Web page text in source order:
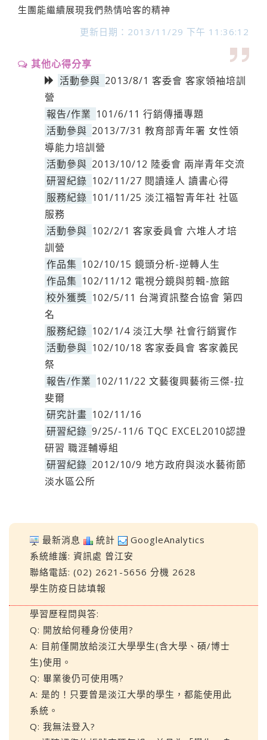
生團能繼續展現我們熱情哈客的精神
更新日期：2013/11/29 下午 11:36:12
其他心得分享
活動參與 2013/8/1 客委會 客家領袖培訓
營
報告/作業 101/6/11 行銷傳播專題
活動參與 2013/7/31 教育部青年署 女性領
導能力培訓營
活動參與 2013/10/12 陸委會 兩岸青年交流
研習紀錄 102/11/27 閱讀達人 讀書心得
服務紀錄 101/11/25 淡江福智青年社 社區
服務
活動參與 102/2/1 客家委員會 六堆人才培
訓營
作品集 102/10/15 鏡頭分析-逆轉人生
作品集 102/11/12 電視分鏡與剪輯-旅館
校外獲獎 102/5/11 台灣資訊整合協會 第四
名
服務紀錄 102/1/4 淡江大學 社會行銷實作
活動參與 102/10/18 客家委員會 客家義民
祭
報告/作業 102/11/22 文藝復興藝術三傑-拉
斐爾
研究計畫 102/11/16
研習紀錄 9/25/-11/6 TQC EXCEL2010認證
研習 職涯輔導組
研習紀錄 2012/10/9 地方政府與淡水藝術節
淡水區公所
最新消息 統計
GoogleAnalytics
系統維護: 資訊處 曾江安
聯絡電話: (02) 2621-5656 分機 2628
學生防疫日誌填報
學習歷程問與答:
Q: 開放給何種身份使用?
A: 目前僅開放給淡江大學學生(含大學、碩/博士
生)使用。
Q: 畢業後仍可使用嗎?
A: 是的！只要曾是淡江大學的學生，都能使用此
系統。
Q: 我無法登入?